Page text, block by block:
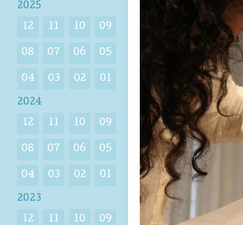
2025
12 11 10 09
08 07 06 05
04 03 02 01
2024
12 11 10 09
08 07 06 05
04 03 02 01
2023
12 11 10 09